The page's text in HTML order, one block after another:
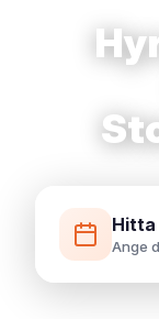
Hitta
Ange